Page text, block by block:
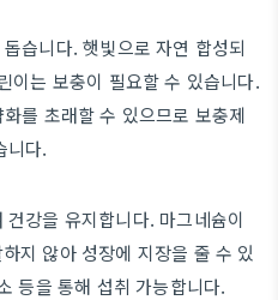
습니다. 햇빛으로 자연 합성되
이는 보충이 필요할 수 있습니다.
를 초래할 수 있으므로 보충제
니다.
강을 유지합니다. 마그네슘이
지 않아 성장에 지장을 줄 수 있
등을 통해 섭취 가능합니다.